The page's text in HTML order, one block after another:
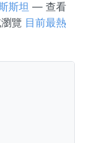
斯坦 — 查看
覽 目前最熱